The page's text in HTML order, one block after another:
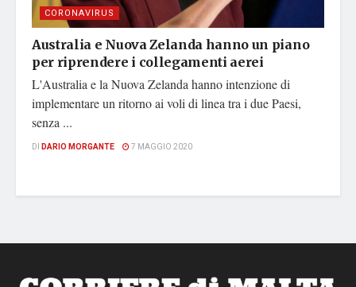
CORONAVIRUS
Australia e Nuova Zelanda hanno un piano
per riprendere i collegamenti aerei
L'Australia e la Nuova Zelanda hanno intenzione di
implementare un ritorno ai voli di linea tra i due Paesi,
senza ...
DI DARIO MORGANTE 7 MAGGIO 2020